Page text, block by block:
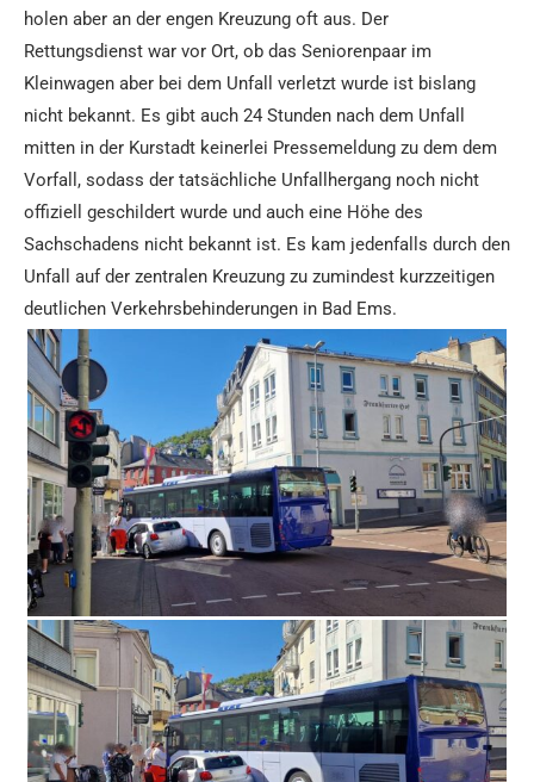
holen aber an der engen Kreuzung oft aus. Der
Rettungsdienst war vor Ort, ob das Seniorenpaar im
Kleinwagen aber bei dem Unfall verletzt wurde ist bislang
nicht bekannt. Es gibt auch 24 Stunden nach dem Unfall
mitten in der Kurstadt keinerlei Pressemeldung zu dem dem
Vorfall, sodass der tatsächliche Unfallhergang noch nicht
offiziell geschildert wurde und auch eine Höhe des
Sachschadens nicht bekannt ist. Es kam jedenfalls durch den
Unfall auf der zentralen Kreuzung zu zumindest kurzzeitigen
deutlichen Verkehrsbehinderungen in Bad Ems.